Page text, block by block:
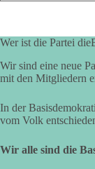
Wer ist die Partei
Wir sind eine neue
mit den Mitgliedern
In der
vom Volk
Wir alle sind die